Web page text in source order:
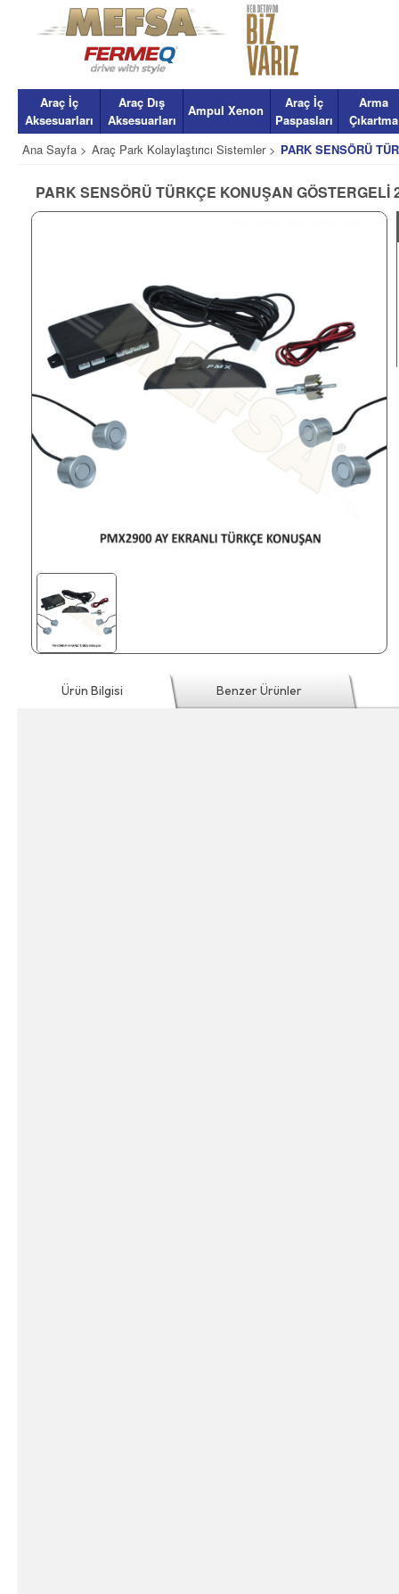
Araç İç
Aksesuarları
Araç Dış
Aksesuarları
Ampul Xenon
Araç İç
Paspasları
Arma
Çıkartma
Ana Sayfa > Araç Park Kolaylaştırıcı Sistemler > PARK SENSÖRÜ
PARK SENSÖRÜ TÜRKÇE KONUŞAN GÖSTERGELİ
Ürün Bilgisi Benzer Ürünler